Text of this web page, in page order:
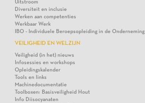
Uitstroom
Diversiteit en inclusie
Werken aan competenties
Werkbaar Werk
IBO - Individuele Beroepsopleiding in de Onderneming
VEILIGHEID EN WELZIJN
Veiligheid (in het) nieuws
Infosessies en workshops
Opleidingskalender
Tools en links
Machinedocumentatie
Toolboxen: Basisveiligheid Hout
Info Diisocyanaten